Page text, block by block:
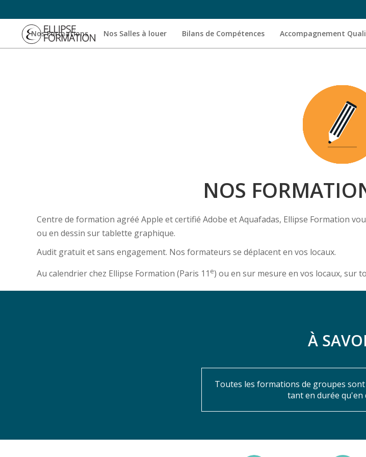
Nos Formations Nos Salles à louer Bilans de Compétences Accompagnement
NOS
Centre de formation agréé Apple et certifié Adobe et Aquafadas, Ellipse Formation
ou en dessin sur tablette graphique.
Audit gratuit et sans engagement. Nos formateurs se déplacent en vos locaux.
Au calendrier chez Ellipse Formation (Paris 11 e) ou en sur mesure en vos locaux, sur
À
Toutes les formations de groupes
tant en durée qu'en